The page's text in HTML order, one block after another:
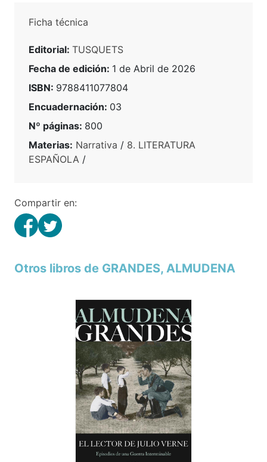
Ficha técnica
Editorial: TUSQUETS
Fecha de edición: 1 de Abril de 2026
ISBN: 9788411077804
Encuadernación: 03
Nº páginas: 800
Materias: Narrativa / 8. LITERATURA
ESPAÑOLA /
Compartir en:
Otros libros de GRANDES, ALMUDENA